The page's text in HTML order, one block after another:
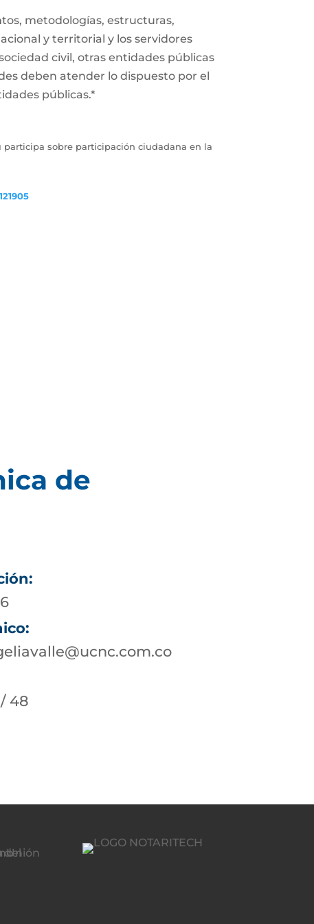
metodologías, estructuras,
y territorial y los servidores
civil, otras entidades públicas
deben atender lo dispuesto por el
públicas.*
sobre participación ciudadana en la
de
48